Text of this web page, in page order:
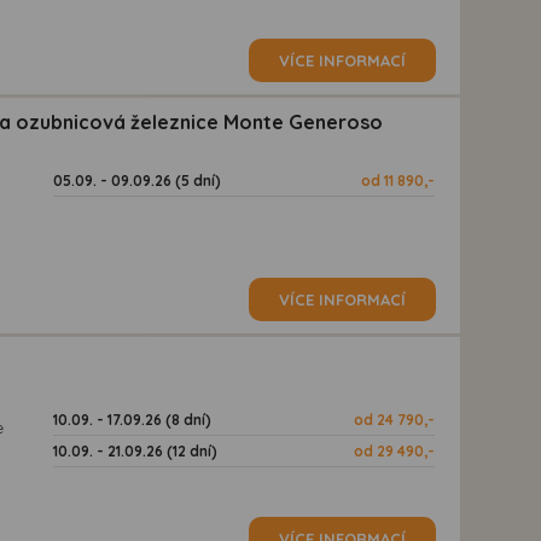
VÍCE INFORMACÍ
a ozubnicová železnice Monte Generoso
05.09. - 09.09.26 (5 dní) od 11 890,-
VÍCE INFORMACÍ
10.09. - 17.09.26 (8 dní)
od 24 790,-
10.09. - 21.09.26 (12 dní)
od 29 490,-